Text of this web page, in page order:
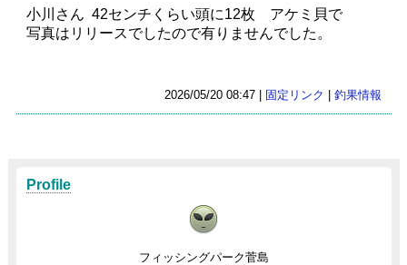
小川さん 42センチくらい頭に12枚 アケミ貝で
写真はリリースでしたので有りませんでした。
2026/05/20 08:47 | 固定リンク | 釣果情報
Profile
フィッシングパーク菅島